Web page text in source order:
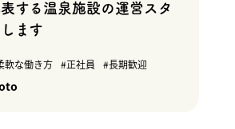
する温泉施設の運営スタ
ます
軟な働き方 正社員 長期歓迎